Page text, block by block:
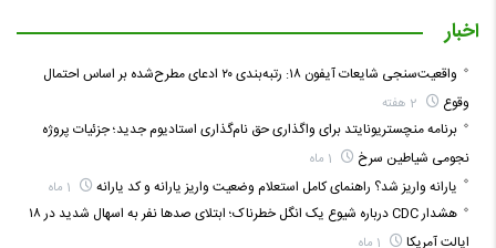
اخبار
واقعیت‌سنجی شایعات آیفون ۱۸: رتبه‌بندی ۲۰ ادعای مطرح‌شده بر اساس احتمال
وقوع
برنامه منچستریونایتد برای واگذاری حق نام‌گذاری استادیوم جدید؛ جزئیات پروژه
نجومی شیاطین سرخ
یارانه واریز شد؟ راهنمای کامل استعلام وضعیت واریز یارانه و کد یارانه
هشدار CDC درباره شیوع یک انگل خطرناک؛ ابتلای صدها نفر به اسهال شدید در ۱۸
ایالت آمریکا